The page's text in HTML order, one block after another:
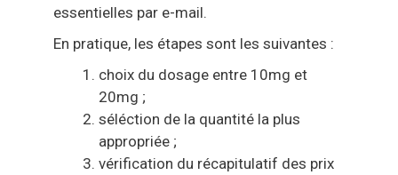
essentielles par e-mail.
En pratique, les étapes sont les suivantes :
choix du dosage entre 10mg et
20mg ;
séléction de la quantité la plus
appropriée ;
vérification du récapitulatif des prix